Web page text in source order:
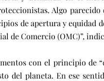
Algo
de apertura y equidad
de Comercio (OMC)”,
con el principio de
del planeta. En ese